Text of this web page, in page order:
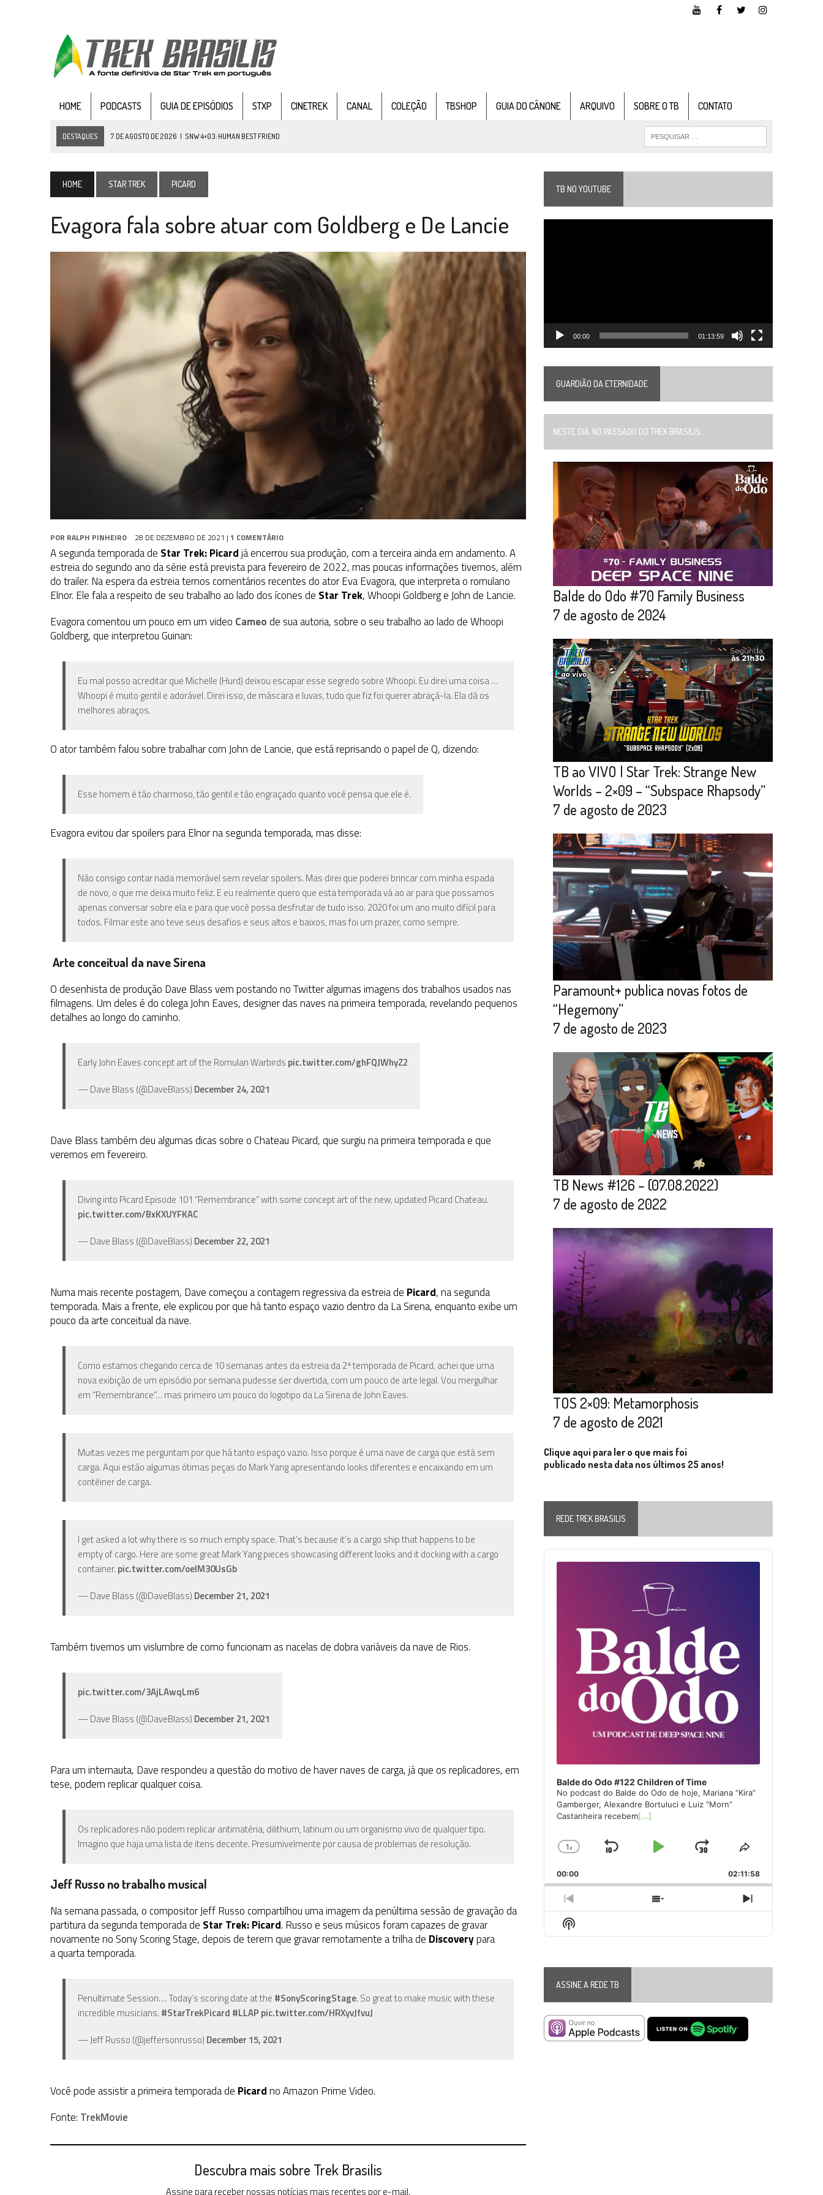
HOME PODCASTS GUIA DE EPISÓDIOS STXP CINETREK CANAL COLEÇÃO TBSHOP GUIA DO CÂNONE ARQUIVO SOBRE O TB CONTATO
DESTAQUES 6 DE AGOSTO DE 2026 | NOVA TEMPORADA DETHE CENTER SEAT
3 DE AGOSTO DE 2026 | VEJA FOTOS DO TERCEIRO EPISÓDIO DA 4ª TEMPORADA DE STRANGE NEW WORDS
3 DE AGOSTO DE 2026 | PARAMOUNT E CBS DERRUBAM NOVO VÍDEO DO FILME DE FÃS AXANAR HORAS APÓS ESTREIA
2 DE AGOSTO DE 2026
1 DE AGOSTO DE 2026 | ELENCO DE STRANGE NEW WORLDS ENCARA O FIM DE UMA ERA NA SDCC
31 DE JULHO DE 2026 | GRANDES JORNADAS | QUATRO EPISÓDIOS DESTAR TREK SOBRE DIFERENTES PONTOS DE VISTA
GRANDES JORNADAS | SEIS EPISÓDIOS DE STAR TREK SOBRE PATERNIDADE
7 DE AGOSTO DE 2026 SNW 4×03: HUMAN BEST FRIEND
HOME STAR TREK PICARD
Evagora fala sobre atuar com Goldberg e De Lancie
POR RALPH PINHEIRO 28 DE DEZEMBRO DE 2021 | 1 COMENTÁRIO
A segunda temporada de Star Trek: Picardjá encerrou sua produção, com a terceira ainda em andamento. A
estreia do segundo ano da série está prevista para fevereiro de 2022, mas poucas informações tivemos, além
do trailer. Na espera da estreia temos comentários recentes do ator Eva Evagora, que interpreta o romulano
Elnor. Ele fala a respeito de seu trabalho ao lado dos ícones de Star Trek, Whoopi Goldberg e John de Lancie.
Evagora comentou um pouco em um video Cameode sua autoria, sobre o seu trabalho ao lado de Whoopi
Goldberg, que interpretou Guinan:
Eu mal posso acreditar que Michelle (Hurd) deixou escapar esse segredo sobre Whoopi. Eu direi uma coisa …
Whoopi é muito gentil e adorável. Direi isso, de máscara e luvas, tudo que fiz foi querer abraçá-la. Ela dá os
melhores abraços.
O ator também falou sobre trabalhar com John de Lancie, que está reprisando o papel de Q, dizendo:
Esse homem é tão charmoso, tão gentil e tão engraçado quanto você pensa que ele é.
Evagora evitou dar spoilers para Elnor na segunda temporada, mas disse:
Não consigo contar nada memorável sem revelar spoilers. Mas direi que poderei brincar com minha espada
de novo, o que me deixa muito feliz. E eu realmente quero que esta temporada vá ao ar para que possamos
apenas conversar sobre ela e para que você possa desfrutar de tudo isso. 2020 foi um ano muito difícil para
todos. Filmar este ano teve seus desafios e seus altos e baixos, mas foi um prazer, como sempre.
Arte conceitual da nave Sirena
O desenhista de produção Dave Blass vem postando no Twitter algumas imagens dos trabalhos usados nas
filmagens. Um deles é do colega John Eaves, designer das naves na primeira temporada, revelando pequenos
detalhes ao longo do caminho.
Early John Eaves concept art of the Romulan Warbirds pic.twitter.com/ghFQJWhyZ2
— Dave Blass (@DaveBlass) December 24, 2021
Dave Blass também deu algumas dicas sobre o Chateau Picard, que surgiu na primeira temporada e que
veremos em fevereiro.
Diving into Picard Episode 101 “Remembrance” with some concept art of the new, updated Picard Chateau.
pic.twitter.com/BxKXUYFKAC
— Dave Blass (@DaveBlass) December 22, 2021
Numa mais recente postagem, Dave começou a contagem regressiva da estreia de Picard, na segunda
temporada. Mais a frente, ele explicou por que há tanto espaço vazio dentro da La Sirena, enquanto exibe um
pouco da arte conceitual da nave.
Como estamos chegando cerca de 10 semanas antes da estreia da2ª temporada de Picard, achei que uma
nova exibição de um episódio por semana pudesse ser divertida, com um pouco de arte legal. Vou mergulhar
em “Remembrance”… mas primeiro um pouco do logotipo da La Sirena de John Eaves.
Muitas vezes me perguntam por que há tanto espaço vazio. Isso porque é uma nave de carga que está sem
carga. Aqui estão algumas ótimas peças do Mark Yang apresentando looks diferentes e encaixando em um
contêiner de carga.
I get asked a lot why there is so much empty space. That’s because it’s a cargo ship that happens to be
empty of cargo. Here are some great Mark Yang pieces showcasing different looks and it docking with a cargo
container. pic.twitter.com/oelM30UsGb
— Dave Blass (@DaveBlass) December 21, 2021
Também tivemos um vislumbre de como funcionam as nacelas de dobra variáveis da nave de Rios.
pic.twitter.com/3AjLAwqLm6
— Dave Blass (@DaveBlass) December 21, 2021
Para um internauta, Dave respondeu a questão do motivo de haver naves de carga, já que os replicadores, em
tese, podem replicar qualquer coisa.
Os replicadores não podem replicar antimatéria, dilithium, latinum ou um organismo vivo de qualquer tipo.
Imagino que haja uma lista de itens decente. Presumivelmente por causa de problemas de resolução.
Jeff Russo no trabalho musical
Na semana passada, o compositor Jeff Russo compartilhou uma imagem da penúltima sessão de gravação da
partitura da segunda temporada de Star Trek: Picard.Russo e seus músicos foram capazes de gravar
novamente no Sony Scoring Stage, depois de terem que gravar remotamente a trilha de Discoverypara
a quarta temporada.
Penultimate Session…. Today’s scoring date at the #SonyScoringStage. So great to make music with these
incredible musicians. #StarTrekPicard #LLAP pic.twitter.com/HRXyvJfvuJ
— Jeff Russo (@jeffersonrusso) December 15, 2021
Você pode assistir a primeira temporada de Picardno Amazon Prime Video.
Fonte: TrekMovie
Descubra mais sobre Trek Brasilis
Assine para receber nossas notícias mais recentes por e-mail.
TB NO YOUTUBE
00:00 01:13:59
GUARDIÃO DA ETERNIDADE
NESTE DIA, NO PASSADO DO TREK BRASILIS...
Balde do Odo #70 Family Business
7 de agosto de 2024
TB ao VIVO | Star Trek: Strange New
Worlds – 2×09 – “Subspace Rhapsody”
7 de agosto de 2023
Paramount+ publica novas fotos de
“Hegemony”
7 de agosto de 2023
TB News #126 – (07.08.2022)
7 de agosto de 2022
TOS 2×09: Metamorphosis
7 de agosto de 2021
Clique aqui para ler o que mais foi
publicado nesta data nos últimos 25 anos!
REDE TREK BRASILIS
Audio
Player
Balde do Odo #122 Children of Time
No podcast do Balde do Odo de hoje, Mariana “Kira”
Gamberger, Alexandre Bortuluci e Luiz “Morn”
Castanheira recebem[...]
Change
Rate
1x
Skip
Play
Jump
Forward
Share
Episode
00:00 02:11:58
Previous
Episode
Show
Next
Show
Podcast
ASSINE A REDE TB